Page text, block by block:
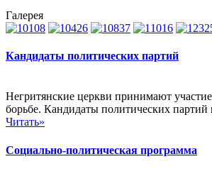
Галерея
Кандидаты политических партий
Негритянские церкви принимают
борьбе. Кандидаты политических партий
Читать»
Социально-политическая программа